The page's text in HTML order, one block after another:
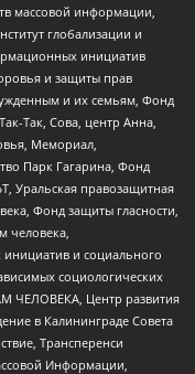
массовой информации,
глобализации и
инициатив
и защиты прав
и их семьям, Фонд
Так, Сова, центр Анна,
Мемориал,
Парк Гагарина, Фонд
Уральская правозащитная
Фонд защиты гласности,
человека,
и социального
социологических
ЧЕЛОВЕКА, Центр развития
в Калининграде Совета
Трансперенси
Информации,